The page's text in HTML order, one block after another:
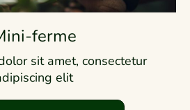
ferme
sit amet, consectetur
elit